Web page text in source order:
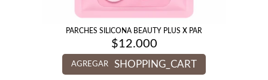
PARCHES SILICONA BEAUTY PLUS X PAR
$12.000
AGREGAR SHOPPING_CART